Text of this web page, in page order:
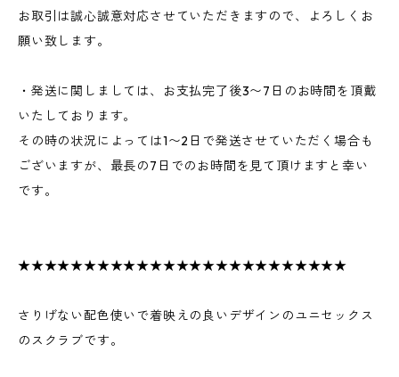
お取引は誠心誠意対応させていただきますので、よろしくお
願い致します。
・発送に関しましては、お支払完了後3〜7日のお時間を頂戴
いたしております。
その時の状況によっては1〜2日で発送させていただく場合も
ございますが、最長の7日でのお時間を見て頂けますと幸い
です。
★★★★★★★★★★★★★★★★★★★★★★★★★
さりげない配色使いで着映えの良いデザインのユニセックス
のスクラブです。